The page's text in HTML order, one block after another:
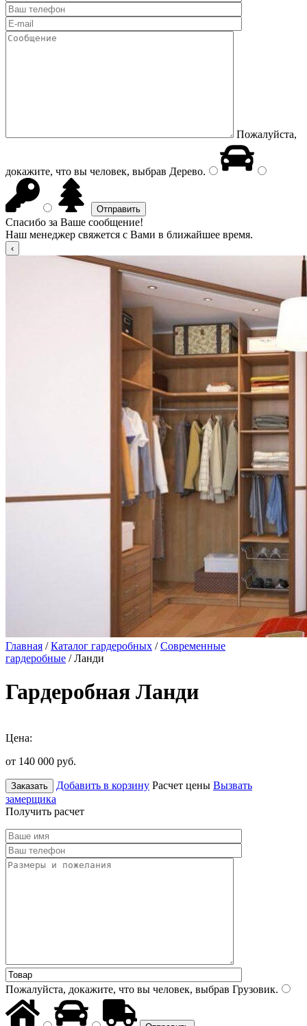
Пожалуйста,
докажите, что вы человек, выбрав Дерево.
Спасибо за Ваше сообщение!
Наш менеджер свяжется с Вами в ближайшее время.
Главная /Каталог гардеробных /Современные
гардеробные / Ланди
Гардеробная Ланди
Цена:
от 140 000 руб.
Заказать Добавить в корзину Расчет цены Вызвать
замерщика
Получить расчет
Пожалуйста, докажите, что вы человек, выбрав Грузовик.